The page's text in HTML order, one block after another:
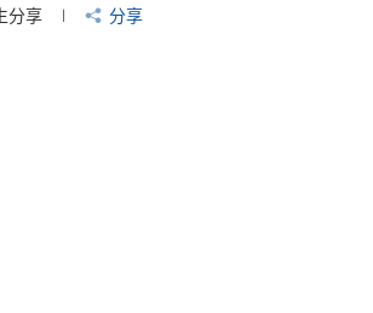
分享 分享